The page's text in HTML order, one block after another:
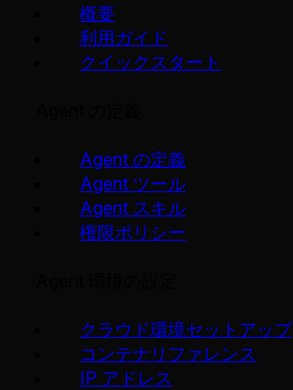
概要
利用ガイド
クイックスタート
Agent の定義
Agent ツール
Agent スキル
権限ポリシー
クラウド環境セットアップ
コンテナリファレンス
IP アドレス